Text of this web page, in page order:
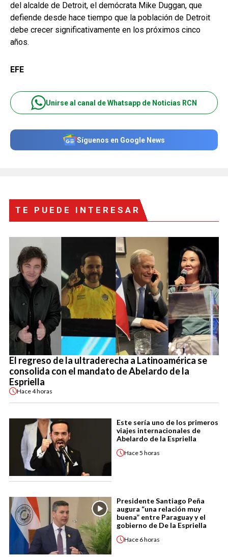
del alcalde de Detroit, el demócrata Mike Duggan, que
defiende desde hace tiempo que la población de Detroit
debe crecer significativamente en los próximos cinco
años.
EFE
Unirse al canal de Whatsapp de Noticias RCN
Síguenos en Google News
TE PUEDE INTERESAR
El regreso de la ultraderecha a Latinoamérica se
consolida con el mandato de Abelardo de la
Espriella
Hace4 horas
Este sería uno de los primeros
viajes internacionales de
Abelardo de la Espriella
Hace5 horas
Presidente Santiago Peña
augura “una relación muy
buena” entre Paraguay y el
gobierno de De la Espriella
Hace 6 horas